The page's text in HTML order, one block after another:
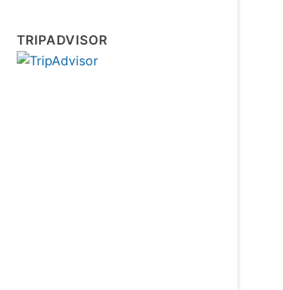
TRIPADVISOR